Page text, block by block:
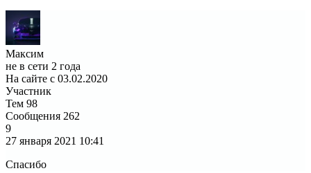
Максим
не в сети 2 года
На сайте с 03.02.2020
Участник
Тем 98
Сообщения 262
9
27 января 2021 10:41
Спасибо